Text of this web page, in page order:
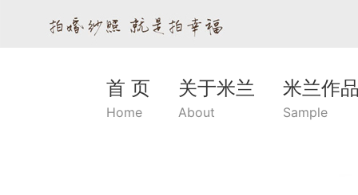
首 页
Home
关于米兰
About
米兰作
Sample